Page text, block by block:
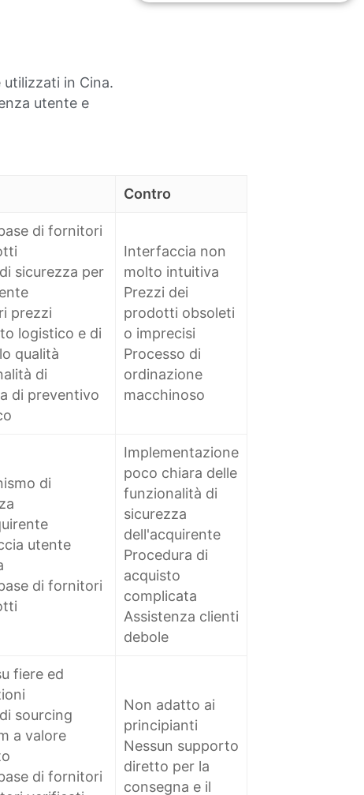
in Cina.
utente e
Contro
di fornitori
sicurezza per
prezzi
logistico e di
qualità
di
di preventivo
Interfaccia non
molto intuitiva
Prezzi dei
prodotti obsoleti
o imprecisi
Processo di
ordinazione
macchinoso
di
utente
di fornitori
Implementazione
poco chiara delle
funzionalità di
sicurezza
dell'acquirente
Procedura di
acquisto
complicata
Assistenza clienti
debole
fiere ed
sourcing
a valore
di fornitori
Non adatto ai
principianti
Nessun supporto
diretto per la
consegna e il